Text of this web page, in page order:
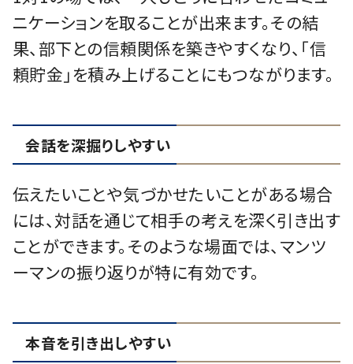
ニケーションを取ることが出来ます。その結
果、部下との信頼関係を築きやすくなり、「信
頼貯金」を積み上げることにもつながります。
会話を深掘りしやすい
伝えたいことや気づかせたいことがある場合
には、対話を通じて相手の考えを深く引き出す
ことができます。そのような場面では、マンツ
ーマンの振り返りが特に有効です。
本音を引き出しやすい